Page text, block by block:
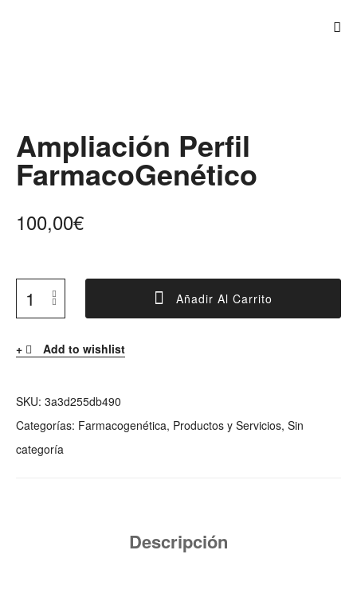
Ampliación Perfil
FarmacoGenético
100,00€
Añadir Al Carrito
Add to wishlist
SKU: 3a3d255db490
Categorías: Farmacogenética, Productos y Servicios, Sin
categoría
Descripción